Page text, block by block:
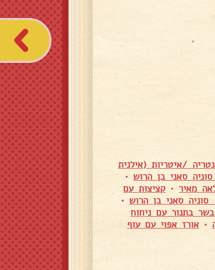
/איטריות (אילנית
סאני בן הרוש •
מאיר • קציצות עם
סאני בן הרוש •
בתנור עם ניחוח
•אורז אפוי עם עוף